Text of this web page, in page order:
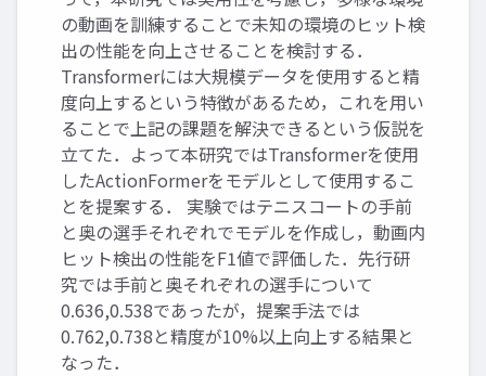
の動画を訓練することで未知の環境のヒット検
出の性能を向上させることを検討する．
Transformerには大規模データを使用すると精
度向上するという特徴があるため，これを用い
ることで上記の課題を解決できるという仮説を
立てた．よって本研究ではTransformerを使用
したActionFormerをモデルとして使用するこ
とを提案する． 実験ではテニスコートの手前
と奥の選手それぞれでモデルを作成し，動画内
ヒット検出の性能をF1値で評価した．先行研
究では手前と奥それぞれの選手について
0.636,0.538であったが，提案手法では
0.762,0.738と精度が10%以上向上する結果と
なった．